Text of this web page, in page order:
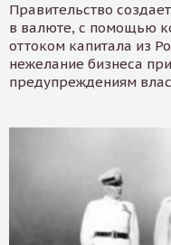
Правительство
в валюте, с помощью
оттоком капитала из
нежелание бизнеса
предупреждениям